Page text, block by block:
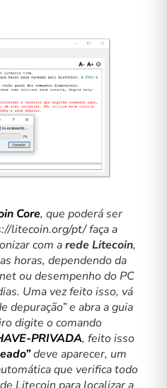
Core, que poderá ser
litecoin.org/pt/faça a
com arede Litecoin,
horas, dependendo da
ou desempenho do PC
Uma vez feito isso, vá
depuração” e abra a guia
digite o comando
PRIVADA, feito isso
deve aparecer, um
que verifica todo